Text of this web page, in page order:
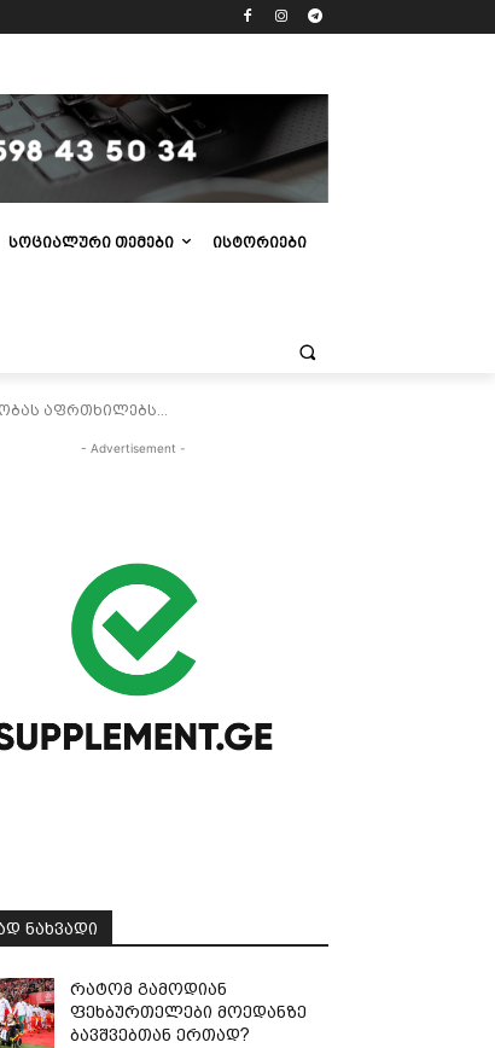
ᲡᲝᲪᲘᲐᲚᲣᲠᲘ ᲗᲔᲛᲔᲑᲘ ᲘᲡᲢᲝᲠᲘᲔᲑᲘ
აფრთხილებს...
- Advertisement -
ᲜᲐᲮᲕᲐᲓᲘ
რატომ გამოდიან
ფეხბურთელები მოედანზე
ბავშვებთან ერთად?